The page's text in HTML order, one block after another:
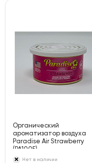
Органический
ароматизатор воздуха
Paradise Air Strawberry
(PA1005)
Нет в наличии